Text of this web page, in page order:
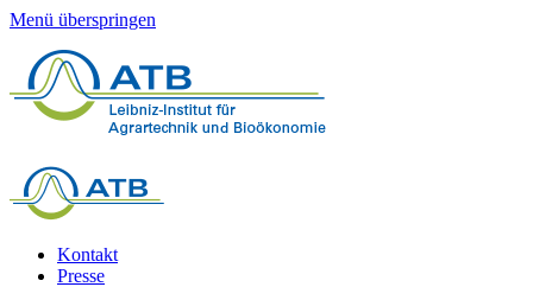
Menü überspringen
Kontakt
Presse